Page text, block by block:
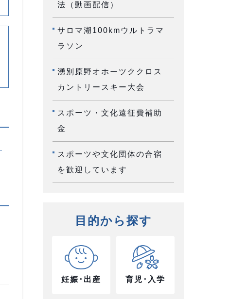
法（動画配信）
サロマ湖100kmウルトラマ
ラソン
湧別原野オホーツククロス
カントリースキー大会
スポーツ・文化遠征費補助
金
スポーツや文化団体の合宿
を歓迎しています
目的から探す
妊娠･出産 育児･入学